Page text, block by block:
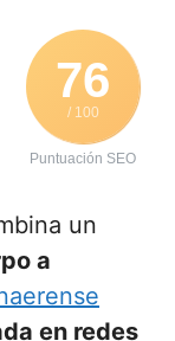
76
/ 100
Puntuación SEO
un
a
en redes